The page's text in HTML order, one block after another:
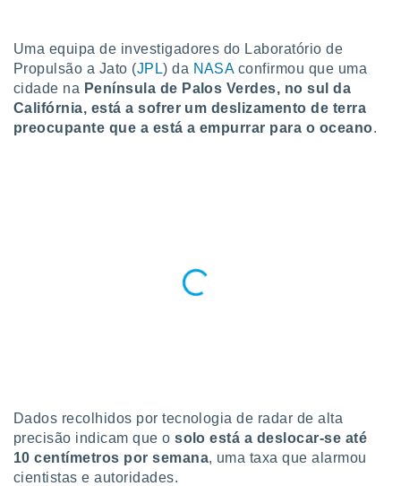
com
Pode
na nossa
e
cookies,
a
site
caso,
Uma equipa de investigadores do Laboratório de
Propulsão a Jato (JPL) da NASA confirmou que uma
cidade na Península de Palos Verdes, no sul da
Califórnia, está a sofrer um deslizamento de terra
preocupante que a está a empurrar para o oceano.
Dados recolhidos por tecnologia de radar de alta
precisão indicam que osolo está a deslocar-se até
10 centímetros por semana, uma taxa que alarmou
cientistas e autoridades.